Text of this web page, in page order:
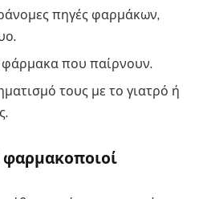
πηγές φαρμάκων,
φάρμακα που παίρνουν.
τους με το γιατρό ή
φαρμακοποιοί